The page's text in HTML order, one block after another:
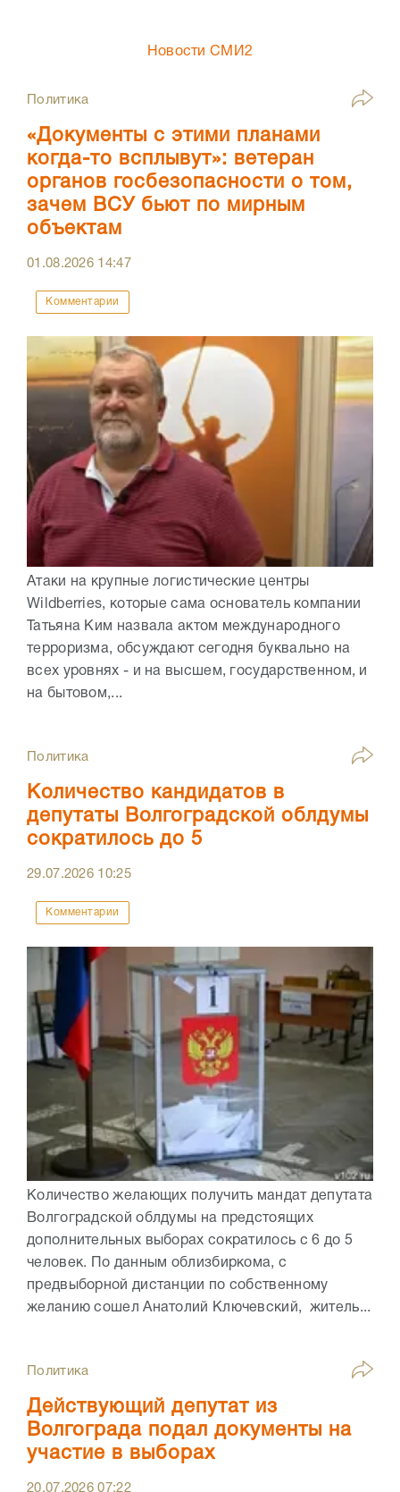
Новости СМИ2
Политика
«Документы с этими планами
когда-то всплывут»: ветеран
органов госбезопасности о том,
зачем ВСУ бьют по мирным
объектам
01.08.2026 14:47
Комментарии
Атаки на крупные логистические центры
Wildberries, которые сама основатель компании
Татьяна Ким назвала актом международного
терроризма, обсуждают сегодня буквально на
всех уровнях - и на высшем, государственном, и
на бытовом,...
Политика
Количество кандидатов в
депутаты Волгоградской облдумы
сократилось до 5
29.07.2026 10:25
Комментарии
Количество желающих получить мандат депутата
Волгоградской облдумы на предстоящих
дополнительных выборах сократилось с 6 до 5
человек. По данным облизбиркома, с
предвыборной дистанции по собственному
желанию сошел Анатолий Ключевский, житель...
Политика
Действующий депутат из
Волгограда подал документы на
участие в выборах
20.07.202607:22